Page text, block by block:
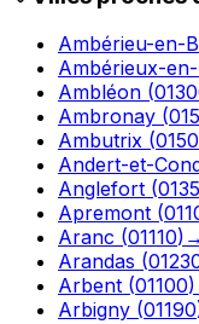
Ambérieu-en-
Ambérieux-
Ambléon (
Ambronay (
Ambutrix (
Andert-et-
Anglefort (
Apremont (
Aranc (01110) →
Arandas (
Arbent (01100)
Arbigny (01190